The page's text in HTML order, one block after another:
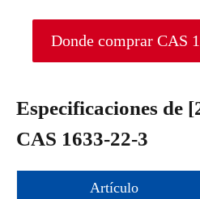
Donde comprar CAS
Especificaciones de
CAS 1633-22-3
Artículo